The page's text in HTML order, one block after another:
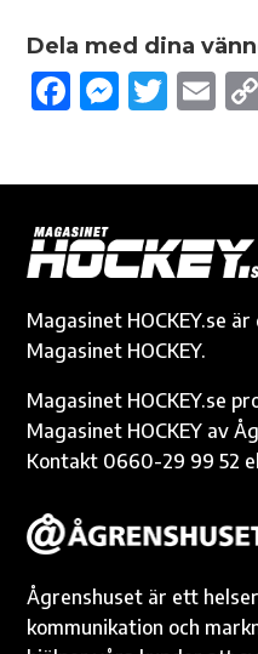
Dela med dina
F
o
o
k
M
g
er
T
r
E
Magasinet HOCKEY.se
Magasinet HOCKEY.
Magasinet HOCKEY.se
Magasinet HOCKEY av
Kontakt 0660-29 99 52
Ågrenshuset är ett
kommunikation och